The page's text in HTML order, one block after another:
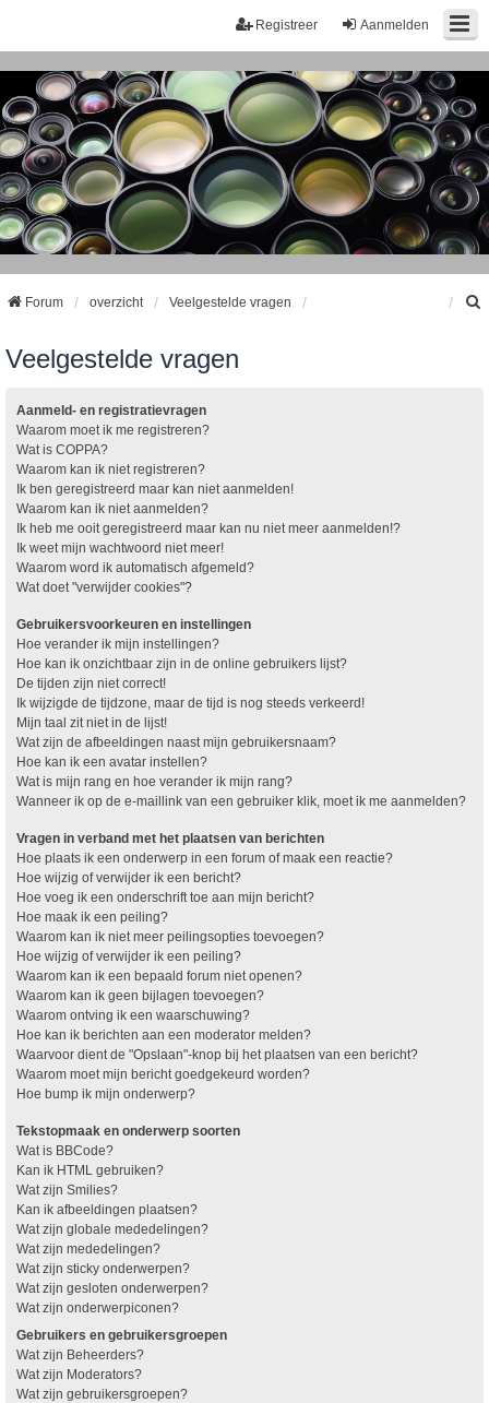
Aanmelden
Registreer
Forum overzicht Veelgestelde vragen
Veelgestelde vragen
Aanmeld- en registratievragen
Waarom moet ik me registreren?
Wat is COPPA?
Waarom kan ik niet registreren?
Ik ben geregistreerd maar kan niet aanmelden!
Waarom kan ik niet aanmelden?
Ik heb me ooit geregistreerd maar kan nu niet meer aanmelden!?
Ik weet mijn wachtwoord niet meer!
Waarom word ik automatisch afgemeld?
Wat doet "verwijder cookies"?
Gebruikersvoorkeuren en instellingen
Hoe verander ik mijn instellingen?
Hoe kan ik onzichtbaar zijn in de online gebruikers lijst?
De tijden zijn niet correct!
Ik wijzigde de tijdzone, maar de tijd is nog steeds verkeerd!
Mijn taal zit niet in de lijst!
Wat zijn de afbeeldingen naast mijn gebruikersnaam?
Hoe kan ik een avatar instellen?
Wat is mijn rang en hoe verander ik mijn rang?
Wanneer ik op de e-maillink van een gebruiker klik, moet ik me aanmelden?
Vragen in verband met het plaatsen van berichten
Hoe plaats ik een onderwerp in een forum of maak een reactie?
Hoe wijzig of verwijder ik een bericht?
Hoe voeg ik een onderschrift toe aan mijn bericht?
Hoe maak ik een peiling?
Waarom kan ik niet meer peilingsopties toevoegen?
Hoe wijzig of verwijder ik een peiling?
Waarom kan ik een bepaald forum niet openen?
Waarom kan ik geen bijlagen toevoegen?
Waarom ontving ik een waarschuwing?
Hoe kan ik berichten aan een moderator melden?
Waarvoor dient de "Opslaan"-knop bij het plaatsen van een bericht?
Waarom moet mijn bericht goedgekeurd worden?
Hoe bump ik mijn onderwerp?
Tekstopmaak en onderwerp soorten
Wat is BBCode?
Kan ik HTML gebruiken?
Wat zijn Smilies?
Kan ik afbeeldingen plaatsen?
Wat zijn globale mededelingen?
Wat zijn mededelingen?
Wat zijn sticky onderwerpen?
Wat zijn gesloten onderwerpen?
Wat zijn onderwerpiconen?
Gebruikers en gebruikersgroepen
Wat zijn Beheerders?
Wat zijn Moderators?
Wat zijn gebruikersgroepen?